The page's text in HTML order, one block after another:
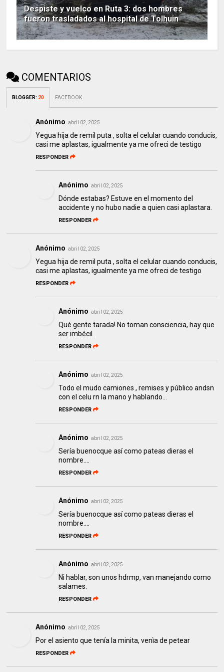
Despiste y vuelco en Ruta 3: dos hombres
fueron trasladados al hospital de Tolhuin
COMENTARIOS
BLOGGER: 20 FACEBOOK
Anónimo abril 02, 2025
Yegua hija de remil puta , solta el celular cuando conducis,
casi me aplastas, igualmente ya me ofreci de testigo
RESPONDER
Anónimo abril 02, 2025
Dónde estabas? Estuve en el momento del
accidente y no hubo nadie a quien casi aplastara.
RESPONDER
Anónimo abril 02, 2025
Yegua hija de remil puta , solta el celular cuando conducis,
casi me aplastas, igualmente ya me ofreci de testigo
RESPONDER
Anónimo abril 02, 2025
Qué gente tarada! No toman consciencia, hay que
ser imbécil.
RESPONDER
Anónimo abril 02, 2025
Todo el mudo camiones , remises y público andsn
con el celu rn la mano y hablando...
RESPONDER
Anónimo abril 02, 2025
Sería buenocque así como pateas dieras el
nombre....
RESPONDER
Anónimo abril 02, 2025
Sería buenocque así como pateas dieras el
nombre....
RESPONDER
Anónimo abril 02, 2025
Ni hablar, son unos hdrmp, van manejando como
salames.
RESPONDER
Anónimo abril 02, 2025
Por el asiento que tenía la minita, venìa de petear
RESPONDER